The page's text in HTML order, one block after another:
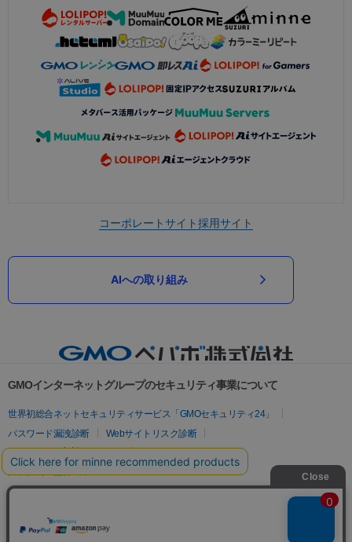
コーポレートサイト採用サイト
AIへの取り組み
GMOインターネットグループのセキュリティ事業について
世界初総合ネットセキュリティサービス「GMOセキュリティ24」
パスワード漏洩診断
Webサイトリスク診断
セキュリティ相談AIチャットボット
実在証明・盗聴対策
サイバー攻撃対策（GMOサイバーセキュリティ byイエラエ）
セキュリティ事業の軌跡